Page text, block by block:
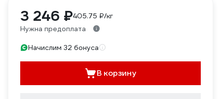
3 246 ₽405.75 ₽/кг
Нужна предоплата
Начислим 32 бонуса
В корзину